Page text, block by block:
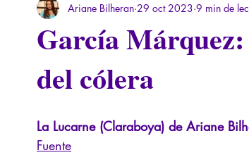
Psicopatología del Poder Traumatismo
Derechos sexuales/Educación sexual
Filosofando por los mitos griegos La Licorne La
García
del cólera
Ariane Bilheran 29 oct 2023 9 min de
La Lucarne (Claraboya) de Ariane
Fuente